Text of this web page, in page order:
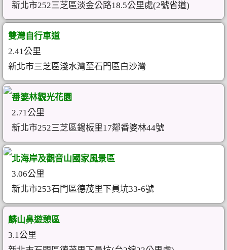
新北市252三芝區淡金公路18.5公里處(2號省道)
雙灣自行車道
2.41公里
新北市三芝區淺水灣至石門區白沙灣
番婆林觀光花園
2.71公里
新北市252三芝區錫板里17鄰番婆林44號
北海岸及觀音山國家風景區
3.06公里
新北市253石門區德茂里下員坑33-6號
麟山鼻遊憩區
3.1公里